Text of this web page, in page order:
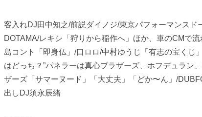
客入れDJ田中知之/前説ダイノジ/東京パフォーマンス
DOTAMA/レキシ「狩りから稲作へ」ほか、車のCMで
島コント「即身仏」/口ロロ/中村ゆうじ「有志の宝くじ
はどっち？”パネラーは真心ブラザーズ、ホフデュラン
ザーズ「サマーヌード」「大丈夫」「どか〜ん」/
出しDJ須永辰緒